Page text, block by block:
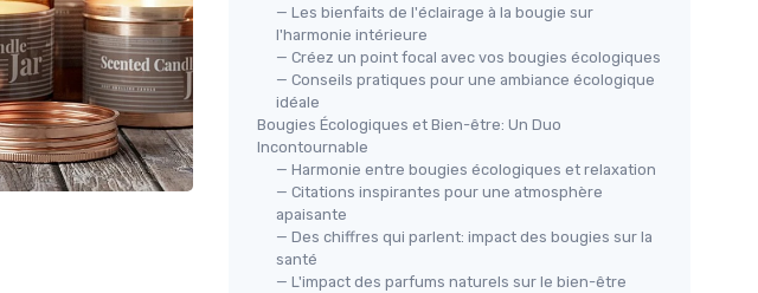
— Les bienfaits de l'éclairage à la bougie sur
l'harmonie intérieure
— Créez un point focal avec vos bougies écologiques
— Conseils pratiques pour une ambiance écologique
idéale
Bougies Écologiques et Bien-être: Un Duo
Incontournable
— Harmonie entre bougies écologiques et relaxation
— Citations inspirantes pour une atmosphère
apaisante
— Des chiffres qui parlent: impact des bougies sur la
santé
— L'impact des parfums naturels sur le bien-être